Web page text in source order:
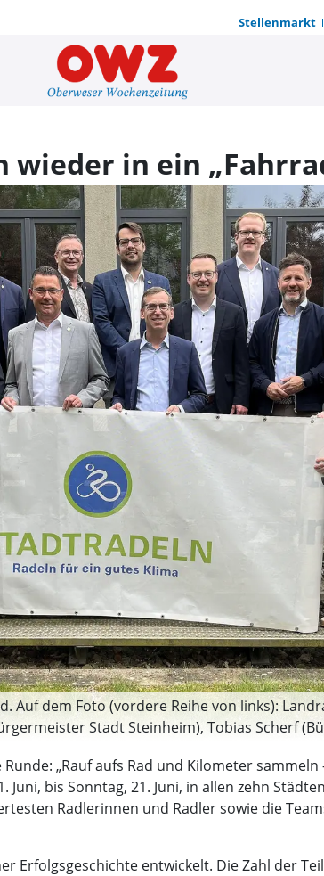
Stellenmarkt
Kulturland
in ein
Auf dem Foto (vordere Reihe von links):
Stadt Steinheim), Tobias Scherf
Bürgermeister Nicolas Aisch, Stadt
Bakel), Tobias Tölle (Bürgermeister
Drüke)
„Rauf aufs Rad und Kilometer
bis Sonntag, 21. Juni, in allen zehn
Radlerinnen und Radler sowie die
Erfolgsgeschichte entwickelt. Die Zahl der